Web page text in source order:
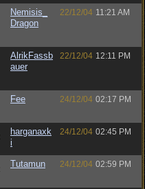
Nemisis_
Dragon
22/12/04 11:21 AM
AlrikFassb
auer
22/12/04 12:11 PM
Fee 24/12/04 02:17 PM
harganaxk
i
24/12/04 02:45 PM
Tutamun 24/12/04 02:59 PM